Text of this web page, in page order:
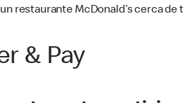
restaurante McDonald’s cerca
& Pay